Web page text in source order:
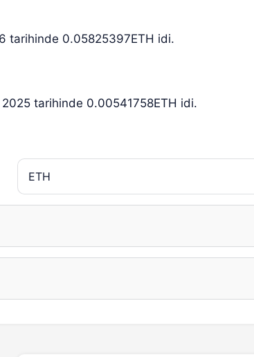
tarihinde 0.05825397ETH idi.
tarihinde 0.00541758ETH idi.